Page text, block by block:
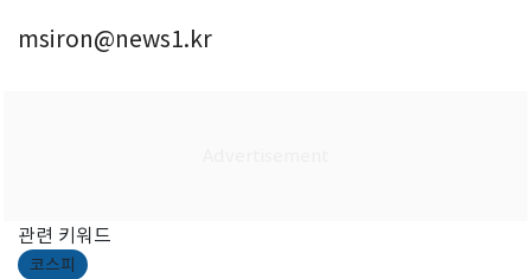
msiron@news1.kr
관련 키워드
코스피